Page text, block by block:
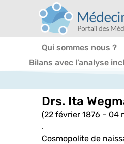
Qui sommes nous ?
Bilans avec l’analyse
Drs. Ita
(22 février 1876 – 04
.
Cosmopolite de